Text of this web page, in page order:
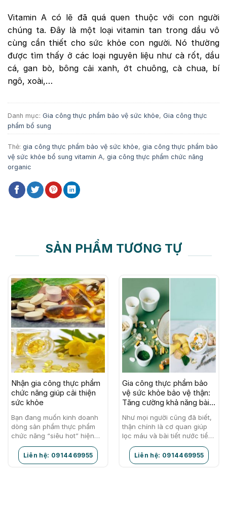
Vitamin A có lẽ đã quá quen thuộc với con người
chúng ta. Đây là một loại vitamin tan trong dầu vô
cùng cần thiết cho sức khỏe con người. Nó thường
được tìm thấy ở các loại nguyên liệu như cà rốt, dầu
cá, gan bò, bông cải xanh, ớt chuông, cà chua, bí
ngô, xoài,…
Danh mục: Gia công thực phẩm bảo vệ sức khỏe, Gia công thực
phẩm bổ sung
Thẻ: gia công thực phẩm bảo vệ sức khỏe, gia công thực phẩm bảo
vệ sức khỏe bổ sung vitamin A, gia công thực phẩm chức năng
organic
SẢN PHẨM TƯƠNG TỰ
Nhận gia công thực phẩm
chức năng giúp cải thiện
sức khỏe
Bạn đang muốn kinh doanh
dòng sản phẩm thực phẩm
chức năng “siêu hot” hiện
nay? Bạn đang lo lắng vì kinh
phí của mình không đủ để…
Liên hệ: 0914469955
Gia công thực phẩm bảo
vệ sức khỏe bảo vệ thận:
Tăng cường khả năng bài
Như mọi người cũng đã biết,
thận chính là cơ quan giúp
lọc máu và bài tiết nước tiểu
ra bên ngoài. Máu và chất
thải sau khi…
Liên hệ: 0914469955